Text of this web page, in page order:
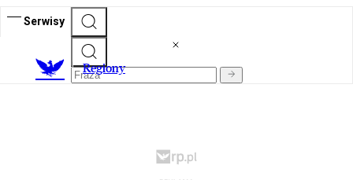
Serwisy
Regiony